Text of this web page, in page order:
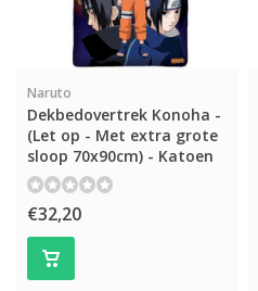
Naruto
Dekbedovertrek Konoha -
(Let op - Met extra grote
sloop 70x90cm) - Katoen
€32,20